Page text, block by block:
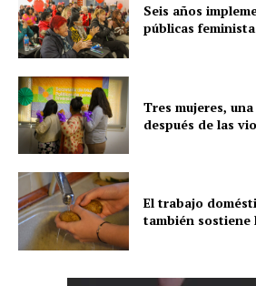
Seis años
públicas
Tres mujeres,
después de las
El trabajo
también sostiene